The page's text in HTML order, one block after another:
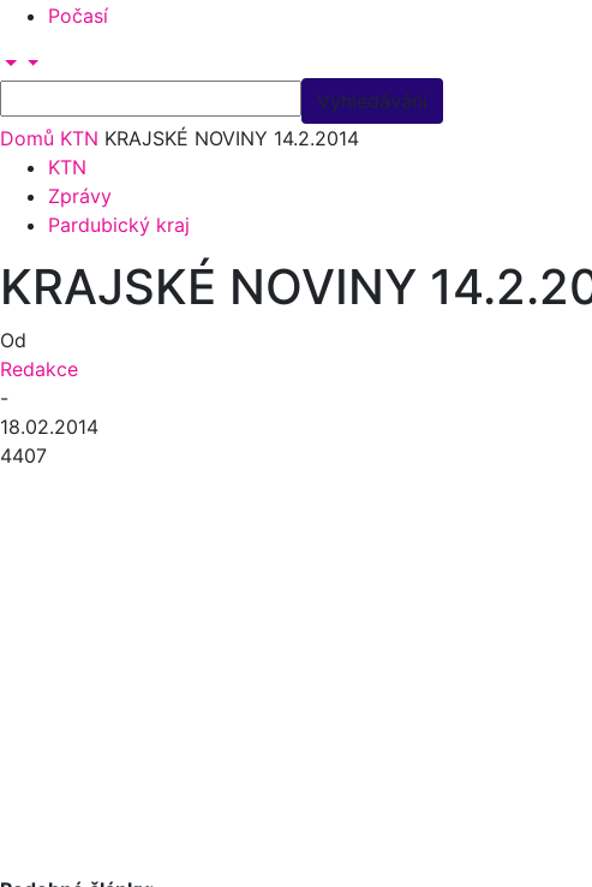
Počasí
Domů KTN KRAJSKÉ NOVINY 14.2.2014
KTN
Zprávy
Pardubický kraj
KRAJSKÉ NOVINY
Od
Redakce
-
18.02.2014
4407